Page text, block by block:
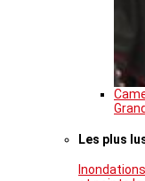
Les plus